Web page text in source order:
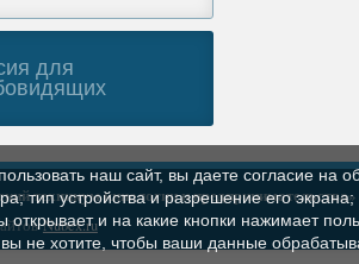
для
техникум кинологии и предпринимательства»
Nubex.ru
наш сайт, вы даете согласие на
тип устройства и разрешение его
открывает и на какие кнопки нажимает
не хотите, чтобы ваши данные